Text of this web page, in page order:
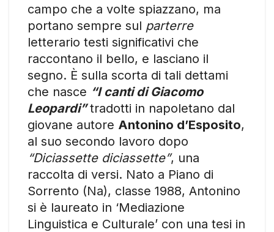
campo che a volte spiazzano, ma
portano sempre sul parterre
letterario testi significativi che
raccontano il bello, e lasciano il
segno. È sulla scorta di tali dettami
che nasce “I canti di Giacomo
Leopardi”tradotti in napoletano dal
giovane autore Antonino d’Esposito,
al suo secondo lavoro dopo
“Diciassette diciassette”, una
raccolta di versi. Nato a Piano di
Sorrento (Na), classe 1988, Antonino
si è laureato in ‘Mediazione
Linguistica e Culturale’ con una tesi in